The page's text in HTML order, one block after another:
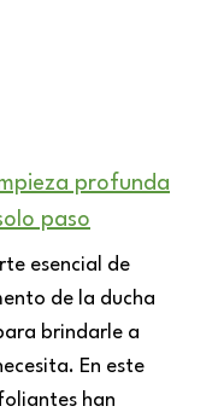
profunda
paso
esencial de
de la ducha
brindarle a
En este
han